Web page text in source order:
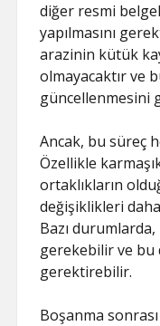
diğer resmi
yapılmasını
arazinin kütük
olmayacaktır ve
güncellenmesini
Ancak, bu süreç
Özellikle
ortaklıkların
değişiklikleri
Bazı
gerekebilir ve bu
gerektirebilir.
Boşanma